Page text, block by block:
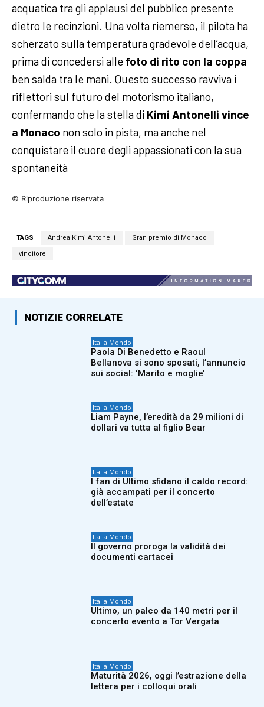
acquatica tra gli applausi del pubblico presente
dietro le recinzioni. Una volta riemerso, il pilota ha
scherzato sulla temperatura gradevole dell’acqua,
prima di concedersi alle foto di rito con la coppa
ben salda tra le mani. Questo successo ravviva i
riflettori sul futuro del motorismo italiano,
confermando che la stella di Kimi Antonelli vince
a Monaco non solo in pista, ma anche nel
conquistare il cuore degli appassionati con la sua
spontaneità
© Riproduzione riservata
TAGS Andrea Kimi Antonelli Gran premio di Monaco
vincitore
NOTIZIE CORRELATE
Italia Mondo
Paola Di Benedetto e Raoul
Bellanova si sono sposati, l’annuncio
sui social: ‘Marito e moglie’
Italia Mondo
Liam Payne, l’eredità da 29 milioni di
dollari va tutta al figlio Bear
Italia Mondo
I fan di Ultimo sfidano il caldo record:
già accampati per il concerto
dell’estate
Italia Mondo
Il governo proroga la validità dei
documenti cartacei
Italia Mondo
Ultimo, un palco da 140 metri per il
concerto evento a Tor Vergata
Italia Mondo
Maturità 2026, oggi l’estrazione della
lettera per i colloqui orali